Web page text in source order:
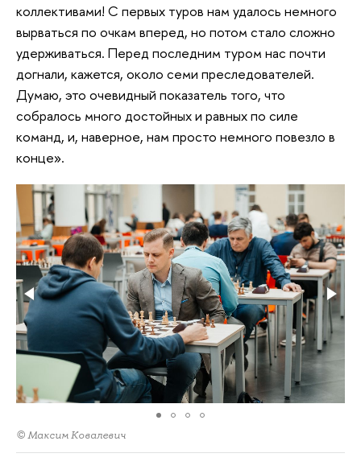
коллективами! С первых туров нам удалось немного
вырваться по очкам вперед, но потом стало сложно
удерживаться. Перед последним туром нас почти
догнали, кажется, около семи преследователей.
Думаю, это очевидный показатель того, что
собралось много достойных и равных по силе
команд, и, наверное, нам просто немного повезло в
конце».
© Максим Ковалевич